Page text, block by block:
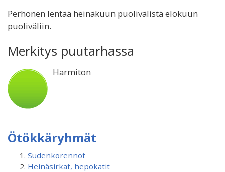
Perhonen lentää heinäkuun puolivälistä elokuun
puoliväliin.
Merkitys puutarhassa
Harmiton
Ötökkäryhmät
Sudenkorennot
Heinäsirkat, hepokatit